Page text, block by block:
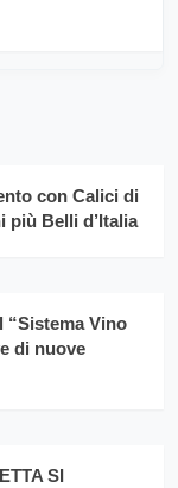
con Calici di
più Belli d’Italia
“Sistema Vino
di nuove
SI